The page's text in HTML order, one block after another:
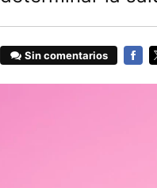
Sin comentarios